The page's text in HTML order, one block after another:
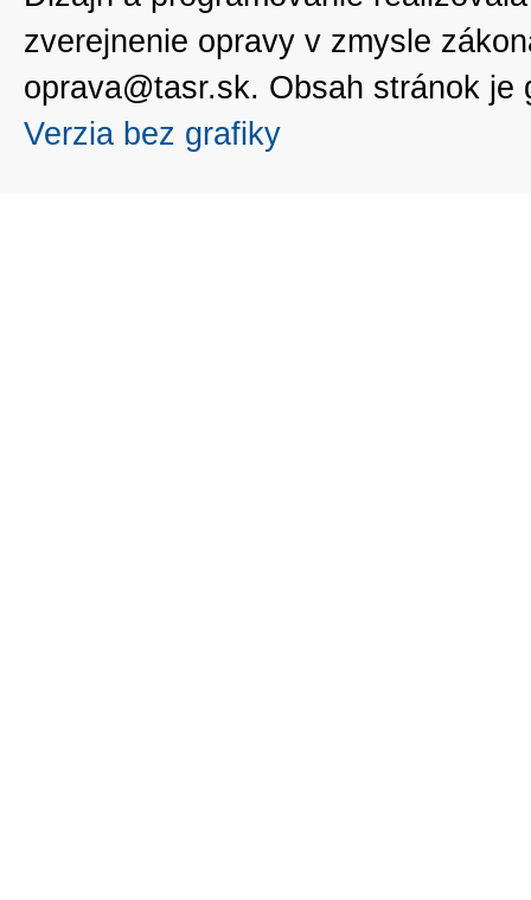
zverejnenie opravy v zmysle
oprava@tasr.sk. Obsah stránok
Verzia bez grafiky